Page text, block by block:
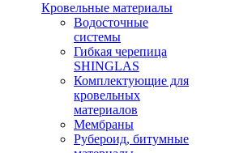
Кровельные материалы
Водосточные
системы
Гибкая черепица
SHINGLAS
Комплектующие для
кровельных
материалов
Мембраны
Рубероид, битумные